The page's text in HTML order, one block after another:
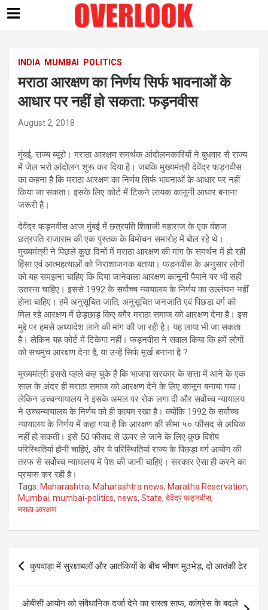
contentINDIA MUMBAI POLITICS
मराठा आरक्षण का निर्णय सिर्फ भावनाओं के
आधार पर नहीं हो सकता: फड़नवीस
August 2, 2018
मुंबई, राज्य ब्यूरो। मराठा आरक्षण समर्थक आंदोलनकारियों ने बुधवार से राज्य
में जेल भरो आंदोलन शुरू कर दिया है। जबकि मुख्यमंत्री देवेंद्र फड़नवीस
का कहना है कि मराठा आरक्षण का निर्णय सिर्फ भावनाओं के आधार पर नहीं
किया जा सकता। इसके लिए कोर्ट में टिकने लायक कानूनी आधार बनाना
जरूरी है।
देवेंद्र फड़नवीस आज मुंबई में छत्रपति शिवाजी महाराज के एक वंशज
छत्रपति राजाराम की एक पुस्तक के विमोचन समारोह में बोल रहे थे।
मुख्यमंत्री ने पिछले कुछ दिनों में मराठा आरक्षण की मांग के समर्थन में हो रही
हिंसा एवं आत्महत्याओं को निराशाजनक बताया। फड़नवीस के अनुसार लोगों
को यह समझना चाहिए कि दिया जानेवाला आरक्षण कानूनी पैमाने पर भी सही
उतरना चाहिए। इससे 1992 के सर्वोच्च न्यायालय के निर्णय का उल्लंघन नहीं
होना चाहिए। हमें अनुसूचित जाति, अनुसूचित जनजाति एवं पिछड़ा वर्ग को
मिल रहे आरक्षण में छेड़छाड़ किए बगैर मराठा समाज को आरक्षण देना है। इस
मुद्दे पर हमसे अध्यादेश लाने की मांग की जा रही है। यह लाया भी जा सकता
है। लेकिन यह कोर्ट में टिकेगा नहीं। फड़नवीस ने सवाल किया कि हमें लोगों
को सचमुच आरक्षण देना है, या उन्हें सिर्फ मूर्ख बनाना है ?
मुख्यमंत्री इससे पहले कह चुके हैं कि भाजपा सरकार के सत्ता में आने के एक
साल के अंदर ही मराठा समाज को आरक्षण देने के लिए कानून बनाया गया।
लेकिन उच्चन्यायालय ने इसके अमल पर रोक लगा दी और सर्वोच्च न्यायालय
ने उच्चन्यायालय के निर्णय को ही कायम रखा है। क्योंकि 1992 के सर्वोच्च
न्यायालय के निर्णय में कहा गया है कि आरक्षण की सीमा ५० फीसद से अधिक
नहीं हो सकती। इसे 50 फीसद से ऊपर ले जाने के लिए कुछ विशेष
परिस्थितियां होनी चाहिएं, और ये परिस्थितियां राज्य के पिछड़ा वर्ग आयोग की
तरफ से सर्वोच्च न्यायालय में पेश की जानी चाहिएं। सरकार ऐसा ही करने का
प्रयास कर रही है।
Tags: Maharashtra, Maharashtra news, Maratha Reservation,
Mumbai, mumbai-politics, news, State, देवेंद्र फड़नवीस,
मराठा आरक्षण
Post
navigation
कुपवाड़ा में सुरक्षाबलों और आतंकियों के बीच भीषण मुठभेड़, दो आतंकी ढेर
ओबीसी आयोग को संवैधानिक दर्जा देने का रास्ता साफ, कांग्रेस के बदले